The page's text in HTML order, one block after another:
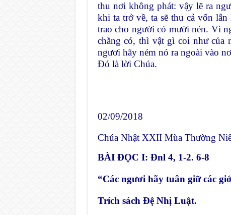
thu nơi không phát: vậy lẽ ra
khi ta trở về, ta sẽ thu cả vốn
trao cho người có mười nén. Vì
chẳng có, thì vật gì coi như của
ngươi hãy ném nó ra ngoài vào
Đó là lời Chúa.
02/09/2018
Chúa Nhật XXII Mùa Thường
BÀI ĐỌC I: Đnl 4, 1-2. 6-8
“Các ngươi hãy tuân giữ các
Trích sách Đệ Nhị Luật.